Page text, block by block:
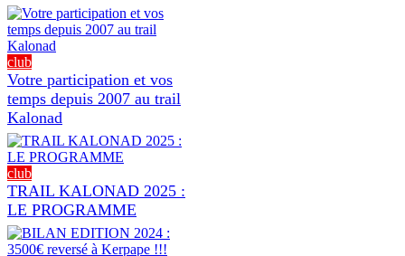
club
Votre participation et vos
temps depuis 2007 au trail
Kalonad
club
TRAIL KALONAD 2025 :
LE PROGRAMME